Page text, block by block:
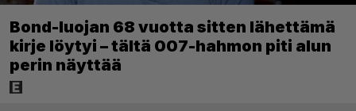
Bond-luojan 68 vuotta sitten lähettämä
kirje löytyi – tältä 007-hahmon piti alun
perin näyttää